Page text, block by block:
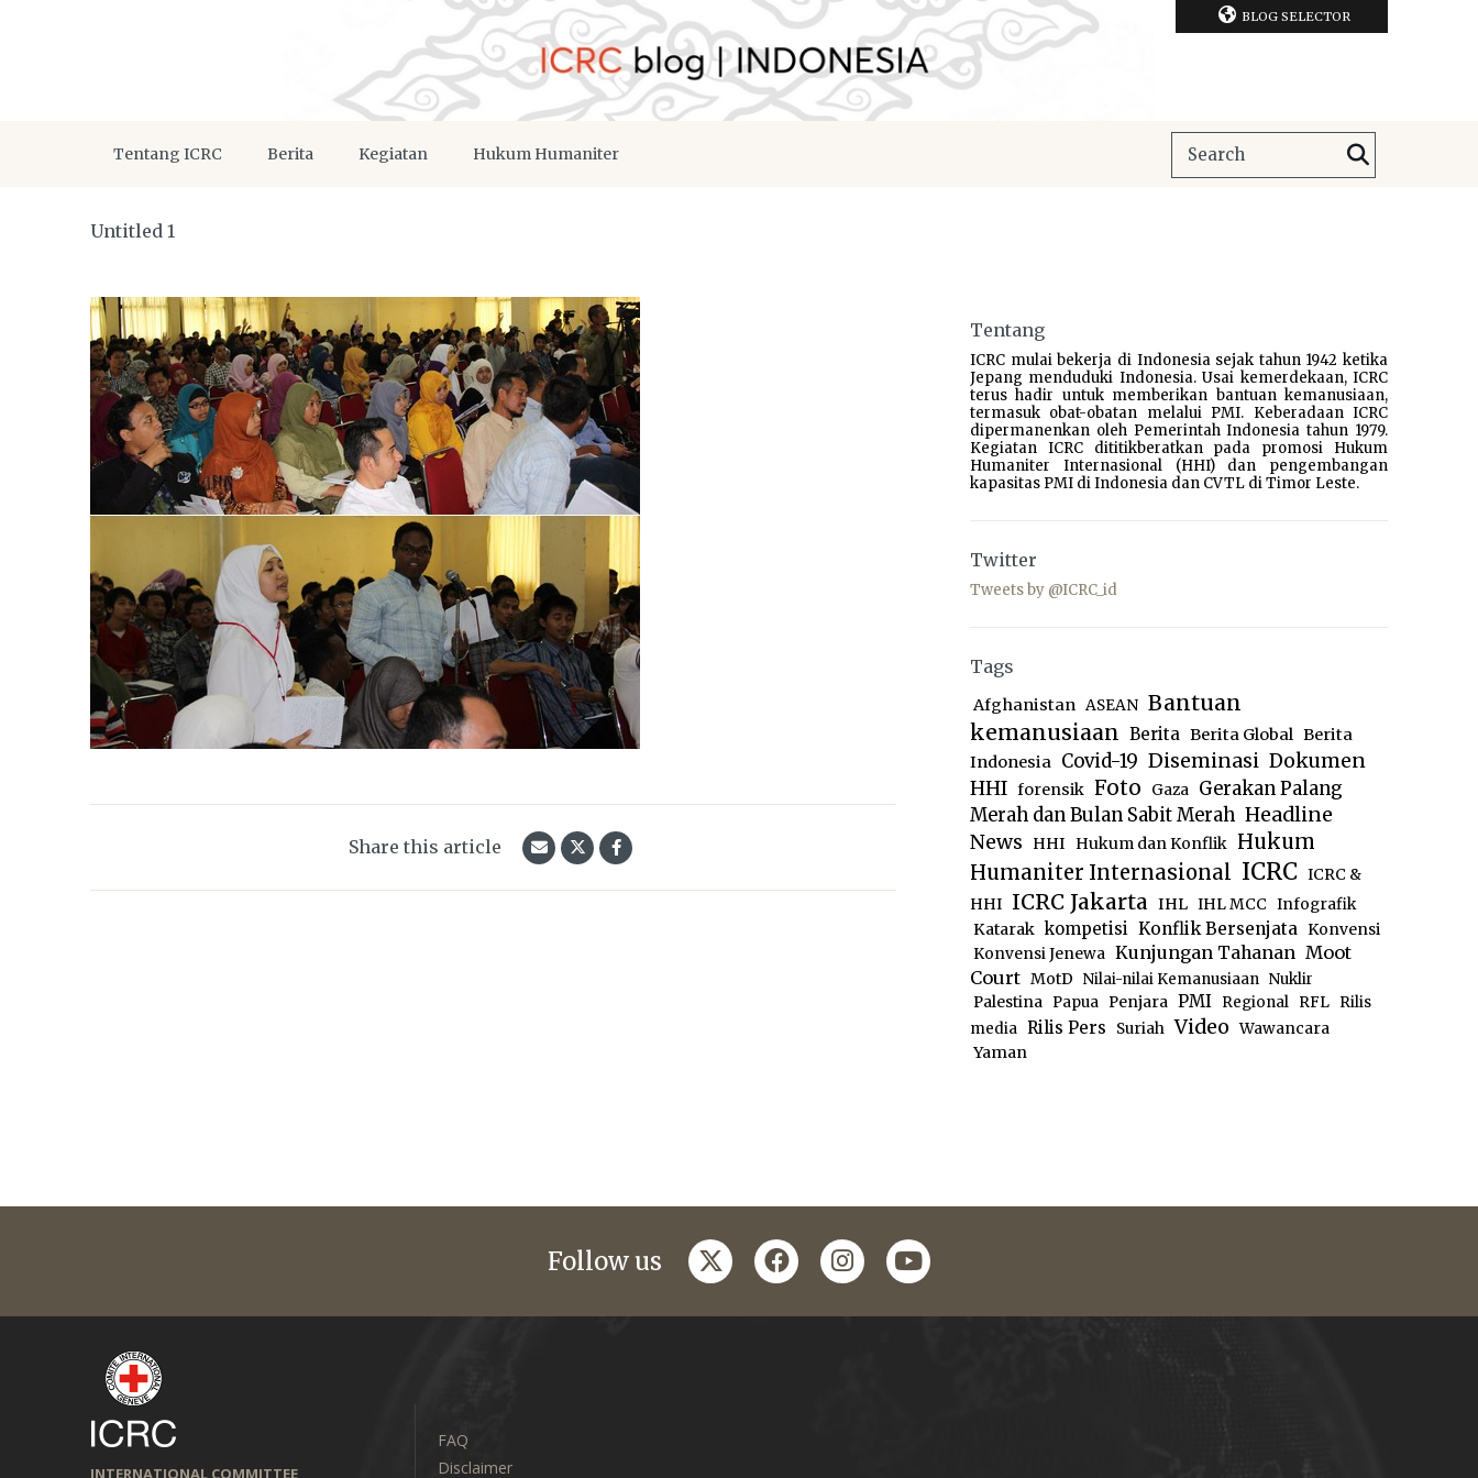
BLOG SELECTOR
Tentang ICRC Berita Kegiatan Hukum Humaniter
Untitled 1
Share this article
Tentang
ICRC mulai bekerja di Indonesia sejak tahun 1942 ketika
Jepang menduduki Indonesia. Usai kemerdekaan, ICRC
terus hadir untuk memberikan bantuan kemanusiaan,
termasuk obat-obatan melalui PMI. Keberadaan ICRC
dipermanenkan oleh Pemerintah Indonesia tahun 1979.
Kegiatan ICRC dititikberatkan pada promosi Hukum
Humaniter Internasional (HHI) dan pengembangan
kapasitas PMI di Indonesia dan CVTL di Timor Leste.
Twitter
Tweets by @ICRC_id
Tags
Afghanistan ASEAN Bantuan
kemanusiaan Berita Berita Global Berita
Indonesia Covid-19 Diseminasi Dokumen
HHI forensik Foto Gaza Gerakan Palang
Merah dan Bulan Sabit Merah Headline
News
HHI Hukum dan Konflik Hukum
Humaniter Internasional ICRC ICRC &
HHI ICRC Jakarta IHL IHL MCC Infografik
Katarak kompetisi Konflik Bersenjata Konvensi
Konvensi Jenewa Kunjungan Tahanan Moot
Court MotD Nilai-nilai Kemanusiaan Nuklir
Palestina
Papua Penjara PMI Regional RFL
Rilis
media Rilis Pers Suriah Video Wawancara
Yaman
Follow us twitterfacebookinstagram
youtube
INTERNATIONAL COMMITTEE
FAQ
Disclaimer